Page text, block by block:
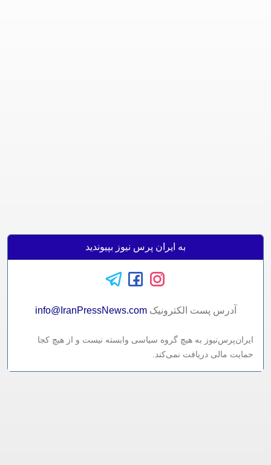
به ایران پرس نیوز بپیوندید
آدرس پست الکترونيکinfo@IranPressNews.com
ایران‌پرس‌نیوز به هیچ گروه سیاسی وابسته نیست و از هیچ کجا
حمایت مالی دریافت نمی‌کند.